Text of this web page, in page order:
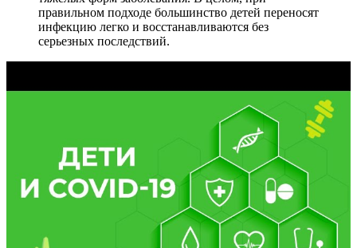
правильном подходе большинство детей переносят
инфекцию легко и восстанавливаются без
серьезных последствий.